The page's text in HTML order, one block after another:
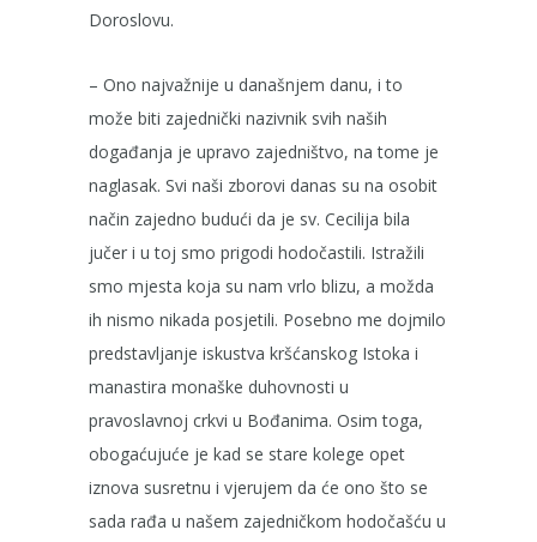
Doroslovu.
– Ono najvažnije u današnjem danu, i to
može biti zajednički nazivnik svih naših
događanja je upravo zajedništvo, na tome je
naglasak. Svi naši zborovi danas su na osobit
način zajedno budući da je sv. Cecilija bila
jučer i u toj smo prigodi hodočastili. Istražili
smo mjesta koja su nam vrlo blizu, a možda
ih nismo nikada posjetili. Posebno me dojmilo
predstavljanje iskustva kršćanskog Istoka i
manastira monaške duhovnosti u
pravoslavnoj crkvi u Bođanima. Osim toga,
obogaćujuće je kad se stare kolege opet
iznova susretnu i vjerujem da će ono što se
sada rađa u našem zajedničkom hodočašću u